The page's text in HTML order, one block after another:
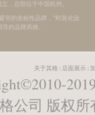
，总部位于中国杭州。
帘的坐标性品牌，“时装化设
的品牌风格。
关于其格 | 店面展示 |
公司 版权